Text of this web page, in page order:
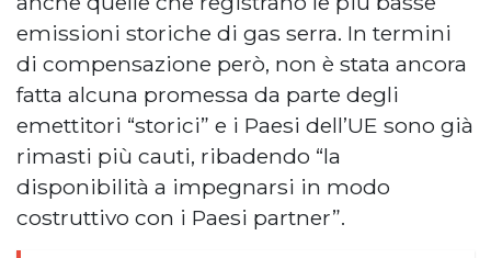
emissioni storiche di gas serra. In termini
di compensazione però, non è stata ancora
fatta alcuna promessa da parte degli
emettitori “storici” e i Paesi dell’UE sono già
rimasti più cauti, ribadendo “la
disponibilità a impegnarsi in modo
costruttivo con i Paesi partner”.